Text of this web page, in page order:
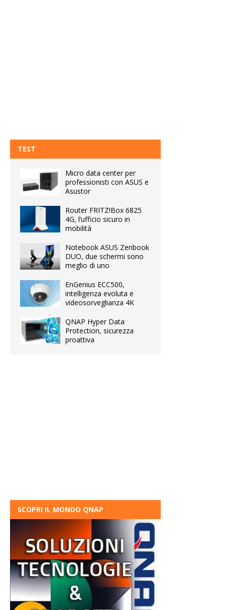
TEST
Micro data center per
professionisti con ASUS e
Asustor
Router FRITZ!Box 6825
4G, l’ufficio sicuro in
mobilità
Notebook ASUS Zenbook
DUO, due schermi sono
meglio di uno
EnGenius ECC500,
intelligenza evoluta e
videosorveglianza 4K
QNAP Hyper Data
Protection, sicurezza
proattiva
SCOPRI IL MONDO QNAP